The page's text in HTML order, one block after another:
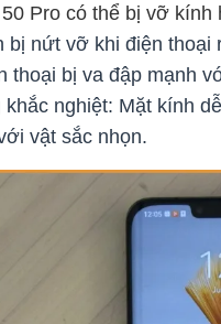
Pro có thể bị vỡ
bị nứt vỡ khi điện thoại
thoại bị va đập mạnh
nghiệt: Mặt kính
vật sắc nhọn.